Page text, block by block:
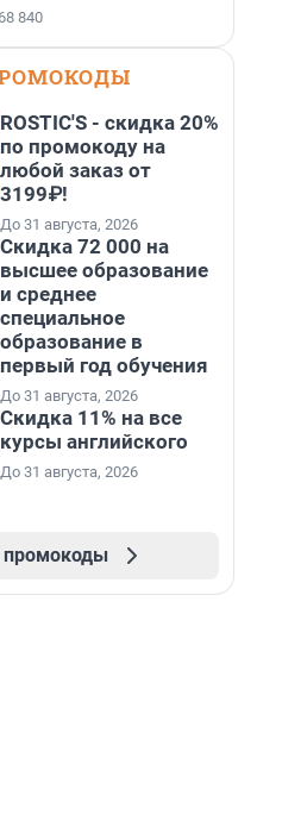
68 840
ROSTIC'S - скидка 20%
по промокоду на
любой заказ от
3199₽!
До 31 августа, 2026
Скидка 72 000 на
высшее образование
и среднее
специальное
образование в
первый год обучения
До 31 августа, 2026
Скидка 11% на все
курсы английского
До 31 августа, 2026
промокоды